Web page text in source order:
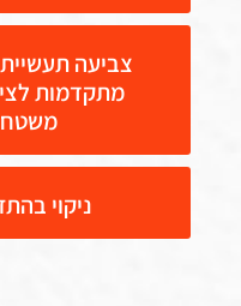
צביעה
מתקדמות
ניקוי